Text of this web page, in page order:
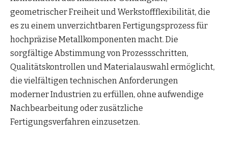
geometrischer Freiheit und Werkstoffflexibilität, die
es zu einem unverzichtbaren Fertigungsprozess für
hochpräzise Metallkomponenten macht. Die
sorgfältige Abstimmung von Prozessschritten,
Qualitätskontrollen und Materialauswahl ermöglicht,
die vielfältigen technischen Anforderungen
moderner Industrien zu erfüllen, ohne aufwendige
Nachbearbeitung oder zusätzliche
Fertigungsverfahren einzusetzen.